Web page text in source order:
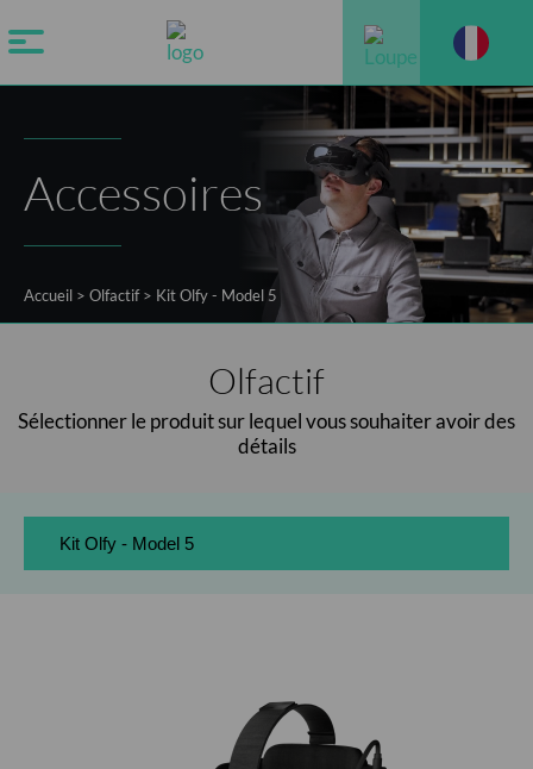
Accessoires
Accueil > Olfactif > Kit Olfy - Model 5
Olfactif
Sélectionner le produit sur lequel vous souhaiter avoir des
détails